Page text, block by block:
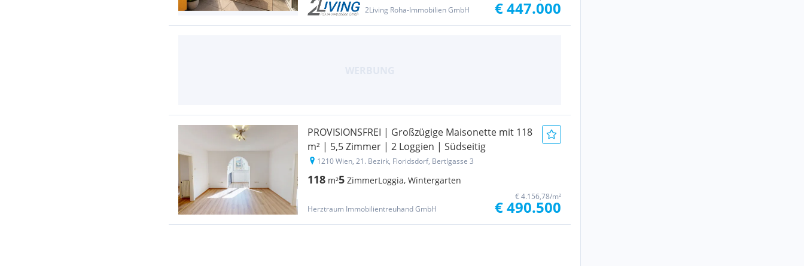
2Living Roha-Immobilien GmbH € 447.000
PROVISIONSFREI | Großzügige Maisonette mit 118
m² | 5,5 Zimmer | 2 Loggien | Südseitig
1210 Wien, 21. Bezirk, Floridsdorf, Bertlgasse 3
118 m²5 ZimmerLoggia, Wintergarten
Herztraum Immobilientreuhand GmbH
€ 4.156,78/m²
€ 490.500